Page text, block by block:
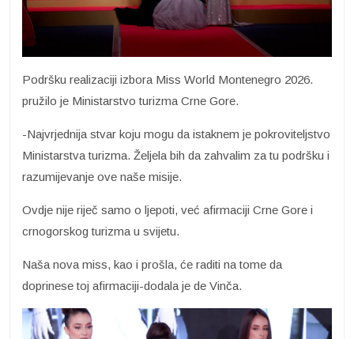
Podršku realizaciji izbora Miss World Montenegro 2026.
pružilo je Ministarstvo turizma Crne Gore.
-Najvrjednija stvar koju mogu da istaknem je pokroviteljstvo
Ministarstva turizma. Željela bih da zahvalim za tu podršku i
razumijevanje ove naše misije.
Ovdje nije riječ samo o ljepoti, već afirmaciji Crne Gore i
crnogorskog turizma u svijetu.
Naša nova miss, kao i prošla, će raditi na tome da
doprinese toj afirmaciji-dodala je de Vinča.